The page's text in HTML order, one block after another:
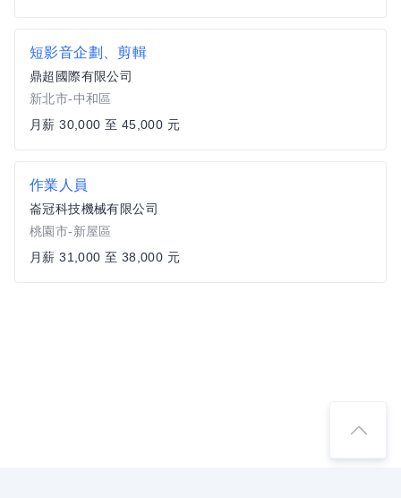
短影音企劃、剪輯
鼎超國際有限公司
新北市-中和區
月薪 30,000 至 45,000 元
作業人員
崙冠科技機械有限公司
桃園市-新屋區
月薪 31,000 至 38,000 元